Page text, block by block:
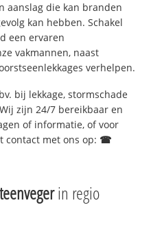
aanslag die kan branden
kan hebben. Schakel
een ervaren
vakmannen, naast
verhelpen.
bij lekkage, stormschade
zijn 24/7 bereikbaar en
of informatie, of voor
contact met ons op: ☎
in regio